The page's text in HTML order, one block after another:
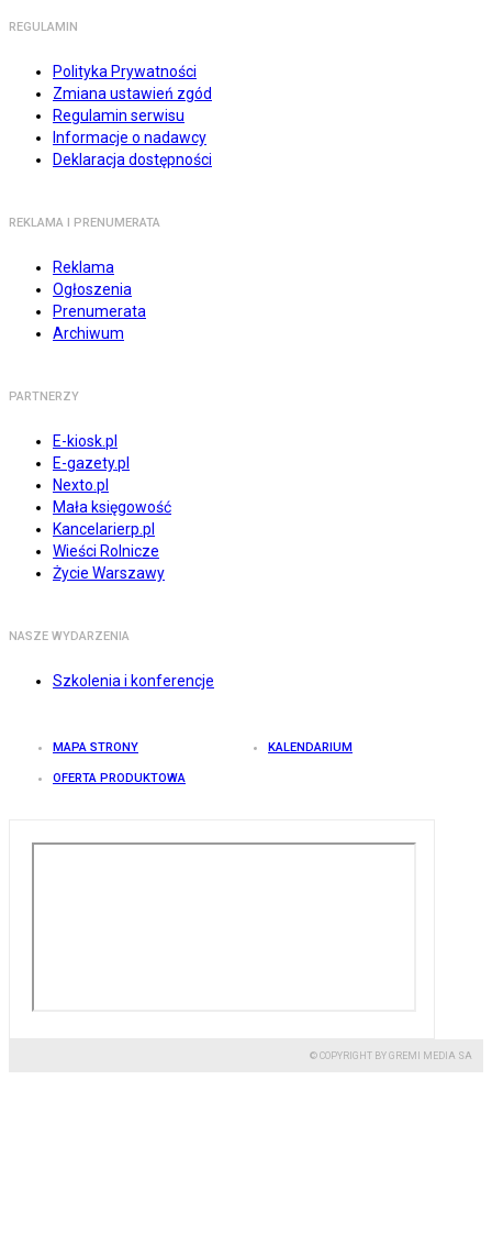
REGULAMIN
Polityka Prywatności
Zmiana ustawień zgód
Regulamin serwisu
Informacje o nadawcy
Deklaracja dostępności
REKLAMA I PRENUMERATA
Reklama
Ogłoszenia
Prenumerata
Archiwum
PARTNERZY
E-kiosk.pl
E-gazety.pl
Nexto.pl
Mała księgowość
Kancelarierp.pl
Wieści Rolnicze
Życie Warszawy
NASZE WYDARZENIA
Szkolenia i konferencje
MAPA STRONY KALENDARIUM
OFERTA PRODUKTOWA
© COPYRIGHT BY GREMI MEDIA SA